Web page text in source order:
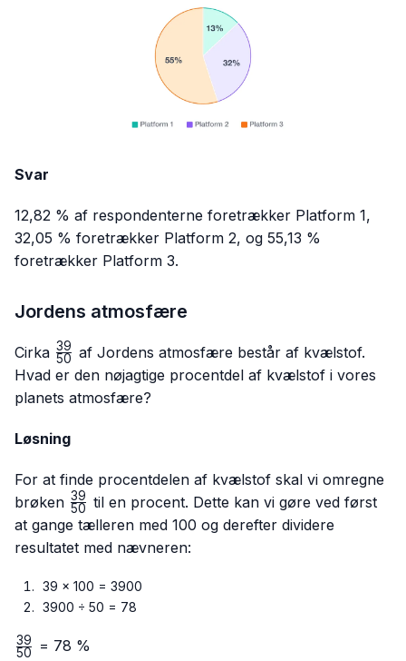
Svar
12,82 % af respondenterne foretrækker Platform 1,
32,05 % foretrækker Platform 2, og 55,13 %
foretrækker Platform 3.
Jordens atmosfære
Cirka \frac{39}
{50}
50
39 af Jordens atmosfære består af kvælstof.
Hvad er den nøjagtige procentdel af kvælstof i vores
planets atmosfære?
Løsning
For at finde procentdelen af kvælstof skal vi omregne
brøken \frac{39}
{50}
50
39 til en procent. Dette kan vi gøre ved først
at gange tælleren med 100 og derefter dividere
resultatet med nævneren:
39 × 100 = 3900
3900 ÷ 50 = 78
\frac{39}
50
39 = 78 %